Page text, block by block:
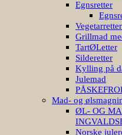
Egnsretter
Grillmad
TartØLetter
Silderetter
Kylling på
Julemad
Mad- og
ØL- OG
Norske